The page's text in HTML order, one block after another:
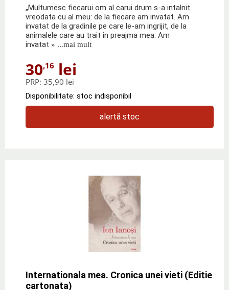
„Multumesc fiecarui om al carui drum s-a intalnit
vreodata cu al meu: de la fiecare am invatat. Am
invatat de la gradinile pe care le-am ingrijit, de la
animalele care au trait in preajma mea. Am
invatat » ...mai mult
30,16 lei
PRP: 35,90 lei
Disponibilitate: stoc indisponibil
alertă stoc
Internationala mea. Cronica unei vieti (Editie
cartonata)